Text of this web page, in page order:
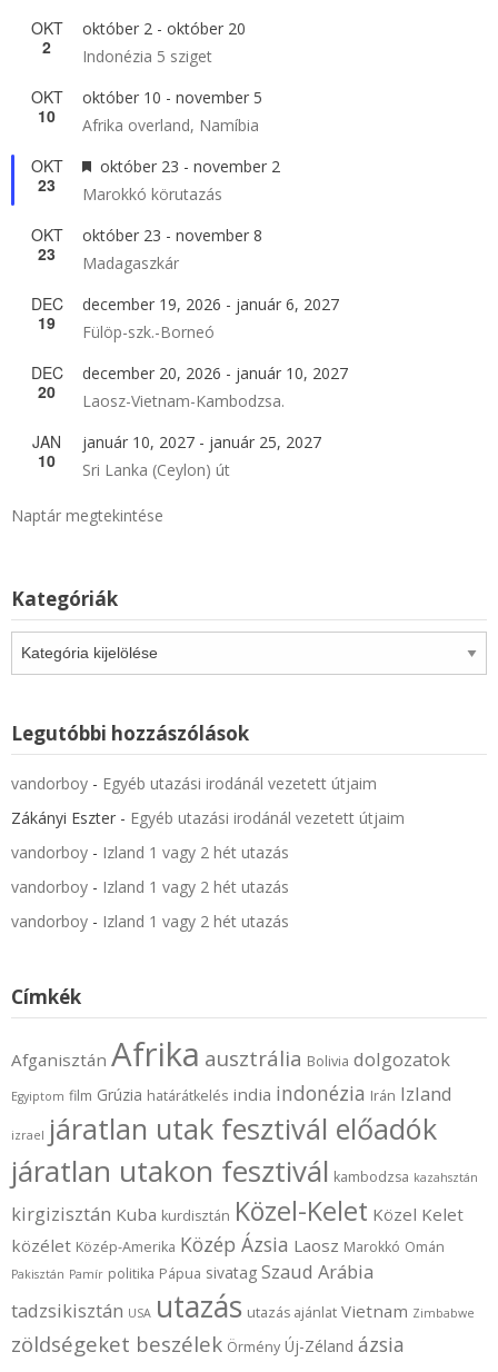
OKT
2
október 2 - október 20
Indonézia 5 sziget
OKT
10
október 10 - november 5
Afrika overland, Namíbia
OKT
23
Kiemelt
október 23 - november 2
Marokkó körutazás
OKT
23
október 23 - november 8
Madagaszkár
DEC
19
december 19, 2026 - január 6, 2027
Fülöp-szk.-Borneó
DEC
20
december 20, 2026 - január 10, 2027
Laosz-Vietnam-Kambodzsa.
JAN
10
január 10, 2027 - január 25, 2027
Sri Lanka (Ceylon) út
Naptár megtekintése
Kategóriák
Kategóriák
Legutóbbi hozzászólások
vandorboy - Egyéb utazási irodánál vezetett útjaim
Zákányi Eszter - Egyéb utazási irodánál vezetett útjaim
vandorboy - Izland 1 vagy 2 hét utazás
vandorboy - Izland 1 vagy 2 hét utazás
vandorboy - Izland 1 vagy 2 hét utazás
Címkék
Afganisztán Afrika ausztrália Bolivia dolgozatok
Egyiptom film Grúzia határátkelés india indonézia Irán Izland
izrael járatlan utak fesztivál előadók
járatlan utakon fesztivál kambodzsa kazahsztán
kirgizisztán Kuba kurdisztán Közel-Kelet Közel Kelet
közélet Közép-Amerika Közép Ázsia Laosz Marokkó Omán
Pakisztán Pamír politika Pápua sivatag Szaud Arábia
tadzsikisztán USA utazás utazás ajánlat Vietnam Zimbabwe
zöldségeket beszélek Örmény Új-Zéland ázsia